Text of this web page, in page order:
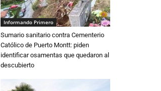
Informando Primero
Sumario sanitario contra Cementerio
Católico de Puerto Montt: piden
identificar osamentas que quedaron al
descubierto